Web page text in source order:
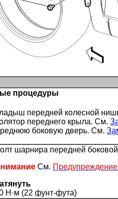
процедуры
передней колесной
переднего крыла. См.
боковую дверь. См.
шарнира передней
См.
Н·м (22 фунт-фута)